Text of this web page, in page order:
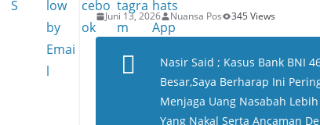
Juni 13, 2026 Nuansa Pos 345 Views
Nasir Said ; Kasus Bank BNI
Besar,Saya Berharap Ini
Menjaga Uang Nasabah
Yang Nakal Serta Ancaman